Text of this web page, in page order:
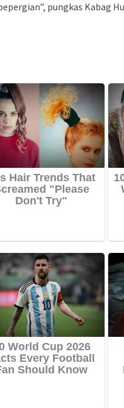
pungkas Kabag